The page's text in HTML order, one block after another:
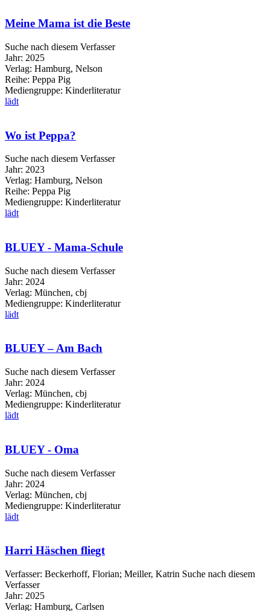
Meine Mama ist die Beste
Suche nach diesem Verfasser
Jahr: 2025
Verlag: Hamburg, Nelson
Reihe: Peppa Pig
Mediengruppe: Kinderliteratur
lädt
Wo ist Peppa?
Suche nach diesem Verfasser
Jahr: 2023
Verlag: Hamburg, Nelson
Reihe: Peppa Pig
Mediengruppe: Kinderliteratur
lädt
BLUEY - Mama-Schule
Suche nach diesem Verfasser
Jahr: 2024
Verlag: München, cbj
Mediengruppe: Kinderliteratur
lädt
BLUEY – Am Bach
Suche nach diesem Verfasser
Jahr: 2024
Verlag: München, cbj
Mediengruppe: Kinderliteratur
lädt
BLUEY - Oma
Suche nach diesem Verfasser
Jahr: 2024
Verlag: München, cbj
Mediengruppe: Kinderliteratur
lädt
Harri Häschen fliegt
Verfasser: Beckerhoff, Florian; Meiller, Katrin Suche nach diesem
Verfasser
Jahr: 2025
Verlag: Hamburg, Carlsen